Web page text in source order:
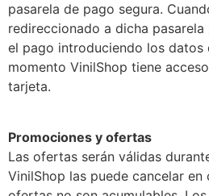
pasarela de pago segura.
redireccionado a dicha
el pago introduciendo los datos
momento VinilShop tiene
tarjeta.
Promociones y ofertas
Las ofertas serán válidas
VinilShop las puede cancelar